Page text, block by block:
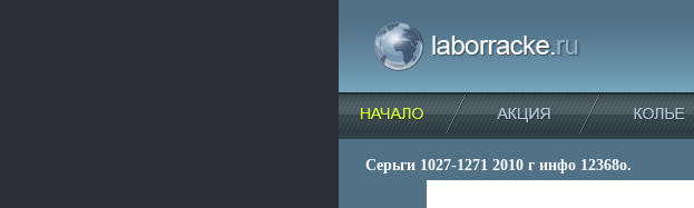
Серьги 1027-1271 2010 г инфо 12368o.